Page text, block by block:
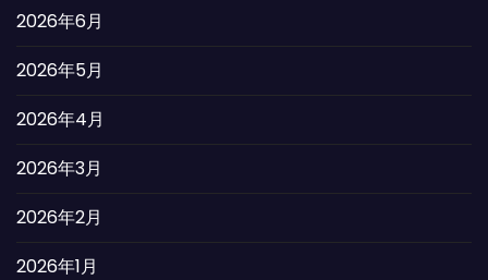
2026年6月
2026年5月
2026年4月
2026年3月
2026年2月
2026年1月